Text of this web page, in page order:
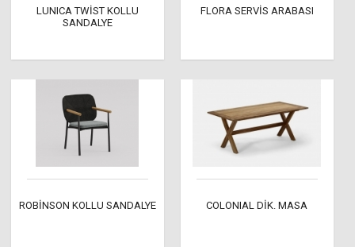
LUNICA TWİST KOLLU
SANDALYE
FLORA SERVİS ARABASI
ROBİNSON KOLLU SANDALYE COLONIAL DİK. MASA